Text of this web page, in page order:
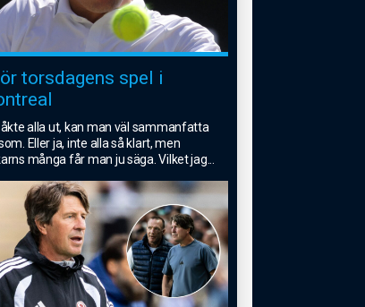
torsdagens spel i
åkte alla ut, kan man väl sammanfatta
Eller ja, inte alla så klart, men
många får man ju säga. Vilket jag